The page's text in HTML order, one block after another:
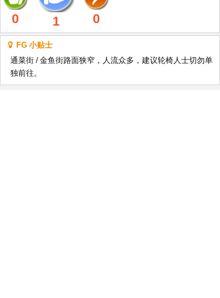
0 1 0
FG 小贴士
通菜街 / 金鱼街路面狭窄，人流众多，建议轮椅人士切勿单
独前往。